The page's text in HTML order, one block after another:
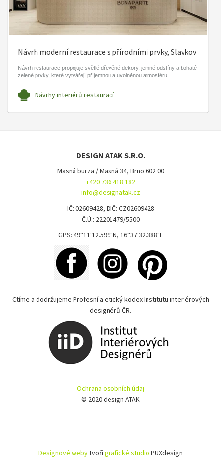
Návrh moderní restaurace s přírodními prvky, Slavkov
Návrh restaurace propojuje světlé dřevěné dekory, jemné odstíny a bohaté
zelené prvky, které vytvářejí příjemnou a uvolněnou atmosféru.
Návrhy interiérů restaurací
DESIGN ATAK S.R.O.
Masná burza / Masná 34, Brno 602 00
+420 736 418 182
info@designatak.cz
IČ: 02609428, DIČ: CZ02609428
Č.Ú.: 22201479/5500
GPS: 49°11'12.599"N, 16°37'32.388"E
Ctíme a dodržujeme Profesní a etický kodex Institutu interiérových
designérů ČR.
Ochrana osobních údaj
© 2020 design ATAK
Designové webytvořígrafické studio PUXdesign